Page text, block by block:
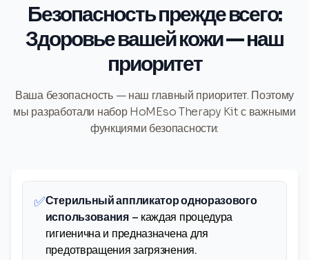
Безопасность прежде всего:
Здоровье вашей кожи — наш
приоритет
Ваша безопасность — наш главный приоритет. Поэтому
мы разработали набор HoMEso Therapy Kit с важными
функциями безопасности:
✅Стерильный аппликатор одноразового
использования– каждая процедура
гигиенична и предназначена для
предотвращения загрязнения.